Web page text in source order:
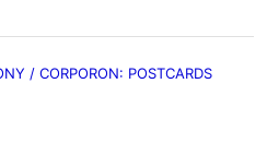
/ CORPORON: POSTCARDS